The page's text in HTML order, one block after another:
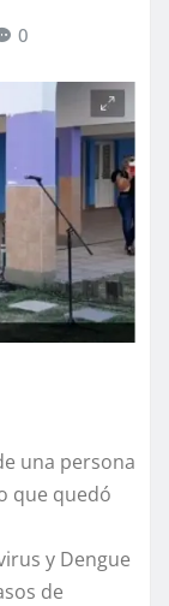
0
una persona
que quedó
y Dengue
de